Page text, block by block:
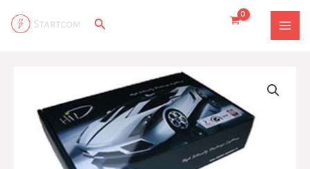
Search
4300K
quantity